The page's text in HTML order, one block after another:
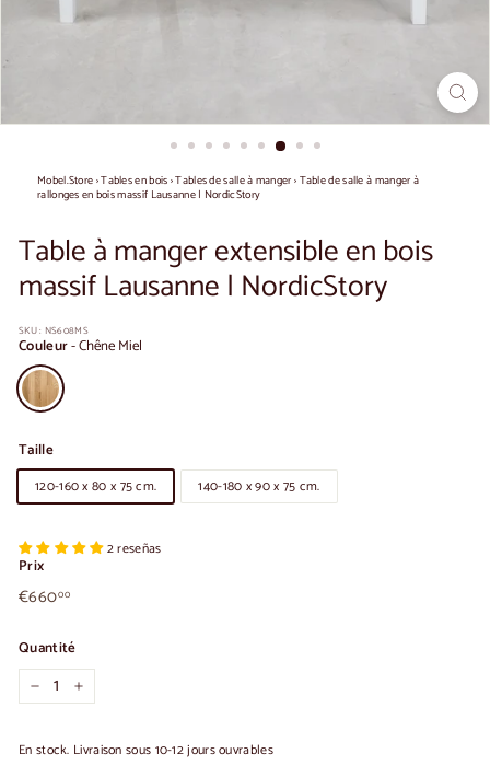
Mobel.Store›Tables en bois›Tables de salle à manger›Table de salle à manger à
rallonges en bois massif Lausanne | NordicStory
Table à manger extensible en bois
massif Lausanne | NordicStory
SKU : NS608MS
Couleur-Chêne Miel
Taille
120-160 x 80 x 75 cm. 140-180 x 90 x 75 cm.
2 reseñas
Prix
Prix
habituel
€66000€660,00
Quantité
+
En stock. Livraison sous 10-12 jours ouvrables